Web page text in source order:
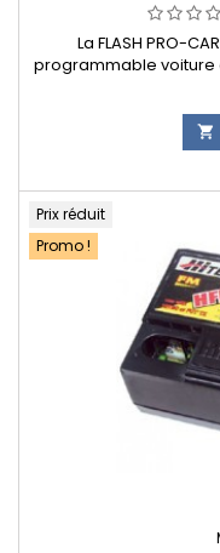
La FLASH PRO-
programmable voiture

Prix réduit
Promo !